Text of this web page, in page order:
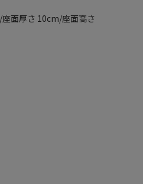
面厚さ 10cm/座面高さ